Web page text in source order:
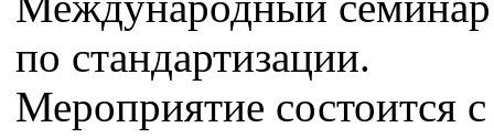
по стандартизации.
Мероприятие состоится c